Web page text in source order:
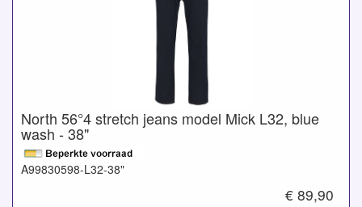
North 56°4 stretch jeans model Mick L32, blue
wash - 38"
A99830598-L32-38"
€ 89,90